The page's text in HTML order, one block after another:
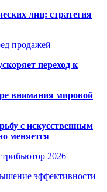
лиц: стратегия
продажей
переход к
внимания мировой
с искусственным
меняется
2026
эффективности